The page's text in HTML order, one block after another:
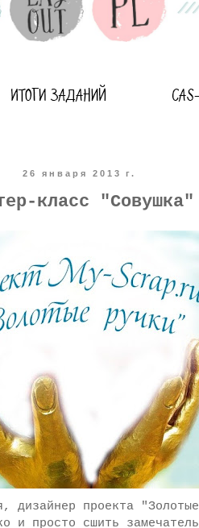
26 января 2013 г.
класс "Совушка"
дизайнер проекта
и просто сшить